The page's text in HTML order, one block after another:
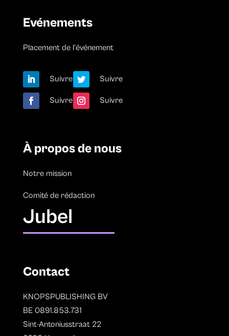
Evénements
Placement de l’événement
Suivre Suivre
Suivre Suivre
À propos de nous
Notre mission
Comité de rédaction
Jubel
Contact
KNOPSPUBLISHING BV
BE 0891.853.731
Sint-Antoniusstraat 22